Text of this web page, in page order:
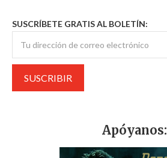
SUSCRÍBETE GRATIS AL BOLETÍN:
Apóyanos: